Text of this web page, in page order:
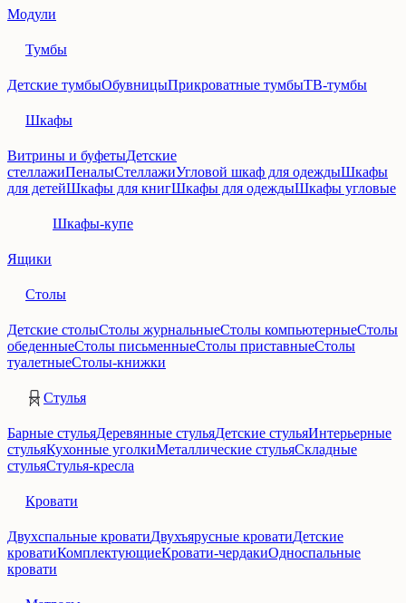
Модули
Тумбы
Детские тумбыОбувницыПрикроватные тумбыТВ-тумбы
Шкафы
Витрины и буфетыДетские
стеллажиПеналыСтеллажиУгловой шкаф для одеждыШкафы
для детейШкафы для книгШкафы для одеждыШкафы угловые
Шкафы-купе
Ящики
Столы
Детские столыСтолы журнальныеСтолы компьютерныеСтолы
обеденныеСтолы письменныеСтолы приставныеСтолы
туалетныеСтолы-книжки
Стулья
Барные стульяДеревянные стульяДетские стульяИнтерьерные
стульяКухонные уголкиМеталлические стульяСкладные
стульяСтулья-кресла
Кровати
Двухспальные кроватиДвухъярусные кроватиДетские
кроватиКомплектующиеКровати-чердакиОдноспальные
кровати